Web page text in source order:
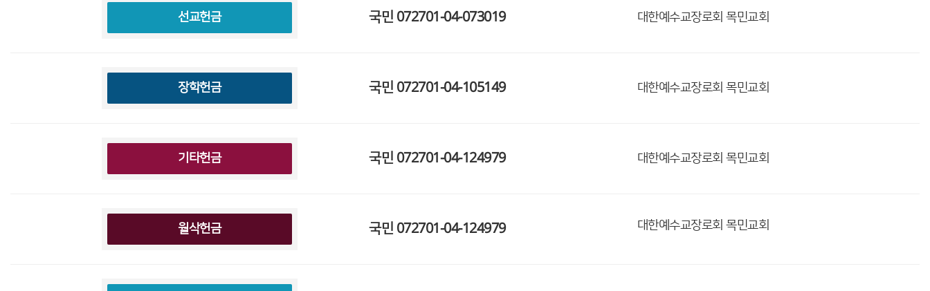
선교헌금 국민 072701-04-073019 대한예수교장로회 목민교회
장학헌금 국민 072701-04-105149 대한예수교장로회 목민교회
기타헌금 국민 072701-04-124979 대한예수교장로회 목민교회
월삭헌금 국민 072701-04-124979 대한예수교장로회 목민교회